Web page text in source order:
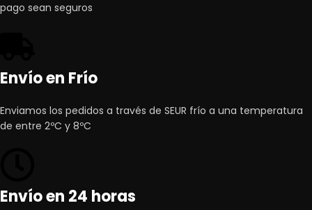
pago sean seguros
Envío en Frío
Enviamos los pedidos a través de SEUR frío a una temperatura
de entre 2ºC y 8ºC
Envío en 24 horas